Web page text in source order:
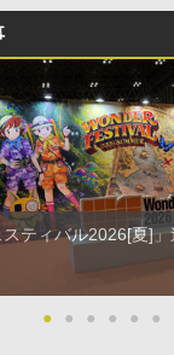
スティバル2026[夏]
● ● ● ● ● ●